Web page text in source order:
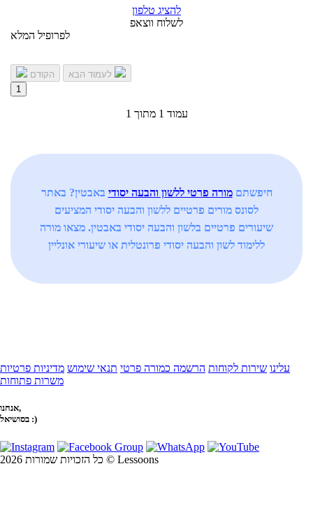
להציג טלפון
לשלוח ווצאפ
לפרופיל המלא
הקודם
1
עמוד 1 מתוך 1
חיפשתםמורה פרטי ללשון והבעה יסודי באבטין? באתר
לסונס מורים פרטיים ללשון והבעה יסודי המציעים
שיעורים פרטיים בלשון והבעה יסודי באבטין. מצאו מורה
ללימוד לשון והבעה יסודי פרונטלית או שיעורי אונליין
עלינו שירות לקוחות הרשמה כמורה פרטי תנאי שימוש מדיניות פרטיות
משרות פתוחות
אנחנו,
בסושיאל :)
כל הזכויות שמורות 2026 © Lessoons